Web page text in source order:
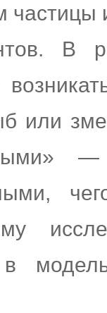
частицы
В
или